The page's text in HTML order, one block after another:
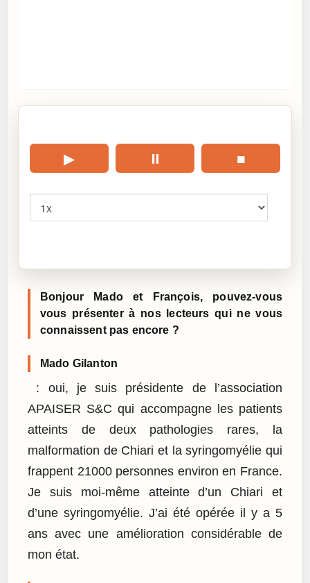
▶ ⏸ ■
Bonjour Mado et François, pouvez-vous
vous présenter à nos lecteurs qui ne vous
connaissent pas encore ?
Mado Gilanton
: oui, je suis présidente de l’association
APAISER S&C qui accompagne les patients
atteints de deux pathologies rares, la
malformation de Chiari et la syringomyélie qui
frappent 21000 personnes environ en France.
Je suis moi-même atteinte d’un Chiari et
d’une syringomyélie. J’ai été opérée il y a 5
ans avec une amélioration considérable de
mon état.